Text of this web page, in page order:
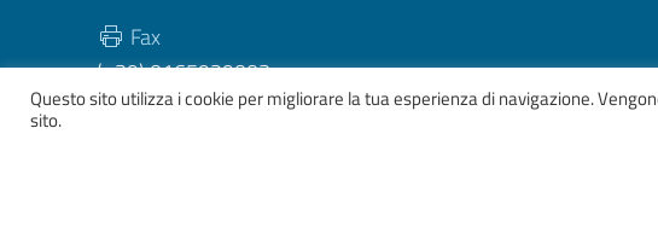
Fax
(+39) 0165929003
Questo sito utilizza i cookie per migliorare la tua esperienza di navigazione.
sito.